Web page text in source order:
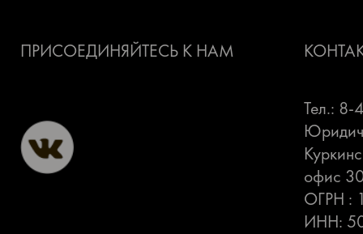
ПРИСОЕДИНЯЙТЕСЬ К НАМ
Тел.: 8-
офис
ОГРН :
ИНН: